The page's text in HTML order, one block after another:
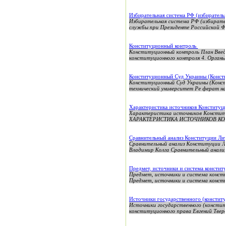
Избирательная система РФ
Избирательная система РФ
службы при Президенте Российской
Конституционный контроль
Конституционный контроль План
конституционного контроля 4.
Конституционный Суд Украины
Конституционный Суд Украины
технический университет Ре ферат
Характеристика источников
Характеристика источников
ХАРАКТЕРИСТИКА ИСТОЧНИКОВ
Сравнительный анализ Конституции
Сравнительный анализ
Владимир Колга Сравнительный
Предмет, источники и система
Предмет, источники и система
Предмет, источники и система
Источники государственного
Источники государственного
конституционного права Евгений